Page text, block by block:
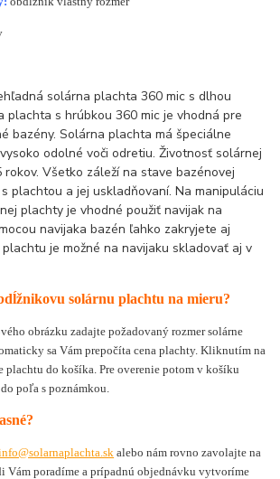
solárna plachta 360 mic s dlhou
plachta s hrúbkou 360 mic je vhodná pre
bazény. Solárna plachta má špeciálne
odolné voči odretiu. Životnosť solárnej
Všetko záleží na stave bazénovej
plachtou a jej uskladňovaní. Na manipuláciu
plachty je vhodné použiť navijak na
navijaka bazén ľahko zakryjete aj
je možné na navijaku skladovať aj v
solárnu plachtu na mieru?
obrázku zadajte požadovaný rozmer solárne
sa Vám prepočíta cena plachty. Kliknutím na
do košíka. Pre overenie potom v košíku
poľa s poznámkou.
alebo nám rovno zavolajte na
Vám poradíme a prípadnú objednávku vytvoríme